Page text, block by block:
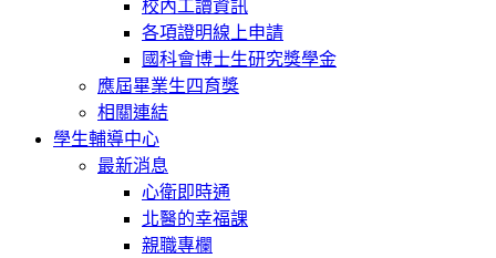
校內工讀資訊
各項證明線上申請
國科會博士生研究獎學金
應屆畢業生四育獎
相關連結
學生輔導中心
最新消息
心衛即時通
北醫的幸福課
親職專欄